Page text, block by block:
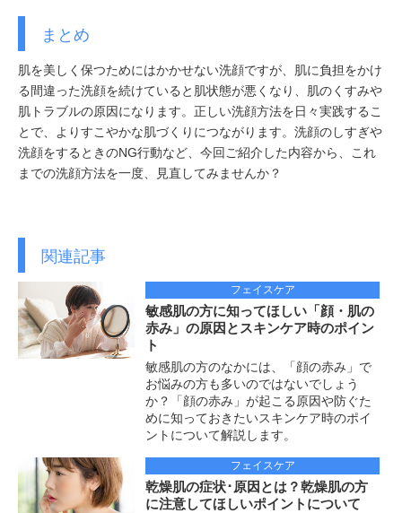
まとめ
肌を美しく保つためにはかかせない洗顔ですが、肌に負担をかけ
る間違った洗顔を続けていると肌状態が悪くなり、肌のくすみや
肌トラブルの原因になります。正しい洗顔方法を日々実践するこ
とで、よりすこやかな肌づくりにつながります。洗顔のしすぎや
洗顔をするときのNG行動など、今回ご紹介した内容から、これ
までの洗顔方法を一度、見直してみませんか？
関連記事
フェイスケア
敏感肌の方に知ってほしい「顔・肌の
赤み」の原因とスキンケア時のポイン
ト
敏感肌の方のなかには、「顔の赤み」で
お悩みの方も多いのではないでしょう
か？「顔の赤み」が起こる原因や防ぐた
めに知っておきたいスキンケア時のポイ
ントについて解説します。
フェイスケア
乾燥肌の症状･原因とは？乾燥肌の方
に注意してほしいポイントについて